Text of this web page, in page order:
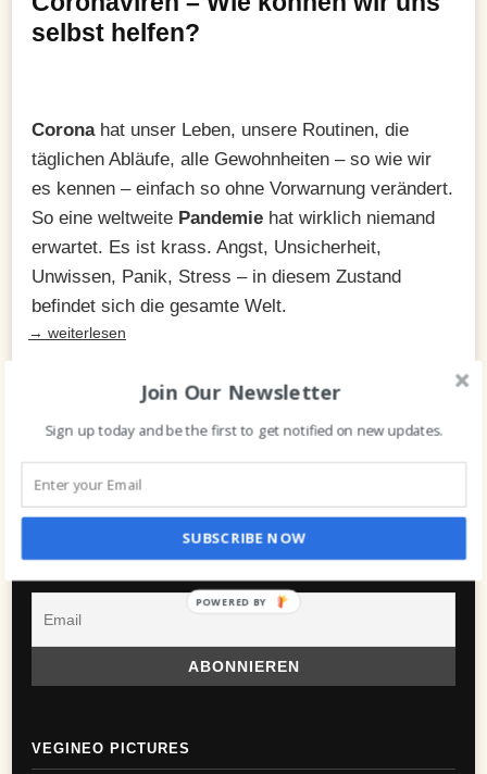
selbst helfen?
Coronahat unser Leben, unsere Routinen, die
täglichen Abläufe, alle Gewohnheiten – so wie wir
es kennen – einfach so ohne Vorwarnung verändert.
So eine weltweite Pandemie hat wirklich niemand
erwartet. Es ist krass. Angst, Unsicherheit,
Unwissen, Panik, Stress – in diesem Zustand
befindet sich die gesamte Welt.
→ weiterlesen
VEGINEO PICTURES
Join Our Newsletter
Sign up today and be the first to get notified on new updates.
SUBSCRIBE NOW
POWERED BY